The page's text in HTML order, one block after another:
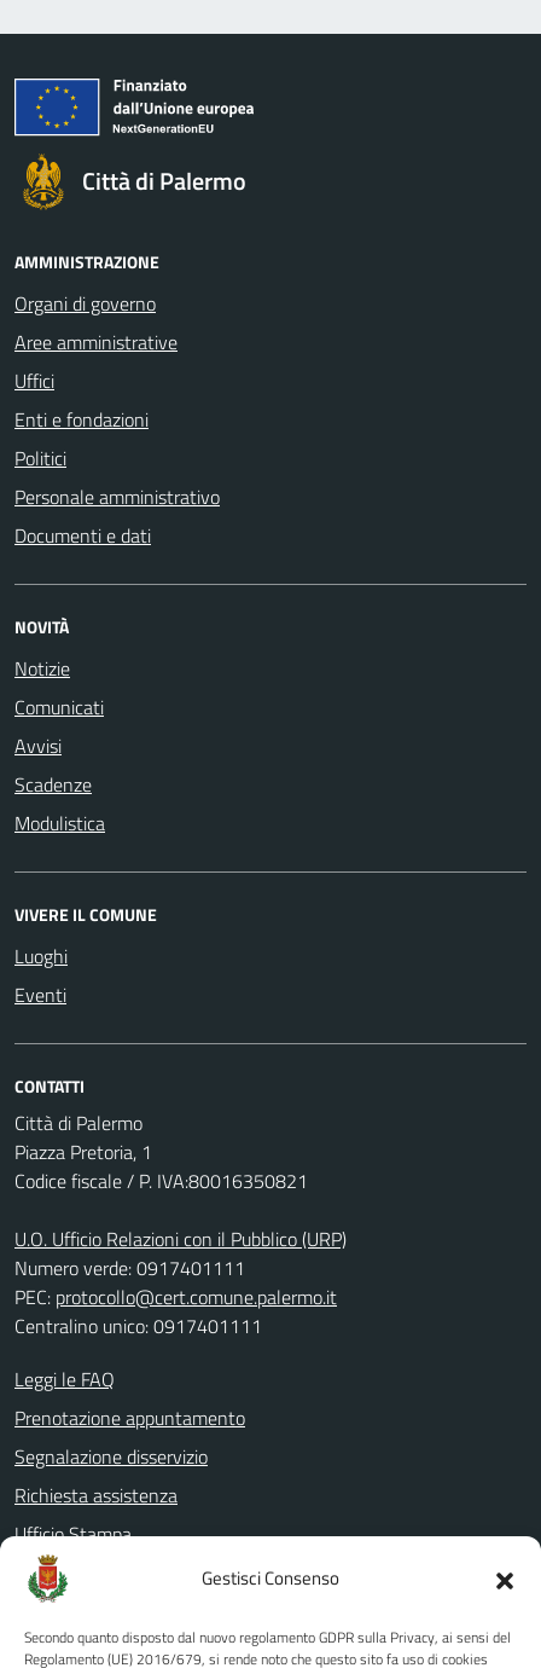
Gestisci Consenso
Secondo quanto disposto dal nuovo regolamento GDPR sulla Privacy, ai sensi del
Regolamento (UE) 2016/679, si rende noto che questo sito fa uso di cookies
Città di Palermo
AMMINISTRAZIONE
Organi di governo
Aree amministrative
Uffici
Enti e fondazioni
Politici
Personale amministrativo
Documenti e dati
NOVITÀ
Notizie
Comunicati
Avvisi
Scadenze
Modulistica
VIVERE IL COMUNE
Luoghi
Eventi
CONTATTI
Città di Palermo
Piazza Pretoria, 1
Codice fiscale / P. IVA:80016350821
U.O. Ufficio Relazioni con il Pubblico (URP)
Numero verde: 0917401111
PEC: protocollo@cert.comune.palermo.it
Centralino unico: 0917401111
Leggi le FAQ
Prenotazione appuntamento
Segnalazione disservizio
Richiesta assistenza
Ufficio Stampa
Amministrazione Trasparente
Albo pretorio
Informativa privacy